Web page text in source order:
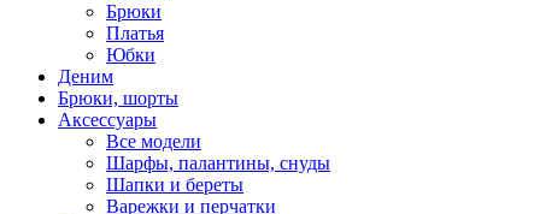
Брюки
Платья
Юбки
Деним
Брюки, шорты
Аксессуары
Все модели
Шарфы, палантины, снуды
Шапки и береты
Варежки и перчатки